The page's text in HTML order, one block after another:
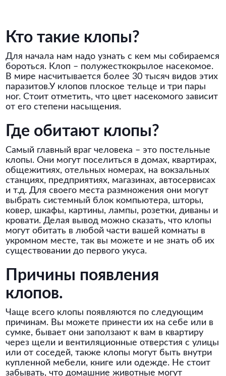
Кто такие клопы?
Для начала нам надо узнать с кем мы собираемся
бороться. Клоп – полужесткокрылое насекомое.
В мире насчитывается более 30 тысяч видов этих
паразитов.У клопов плоское тельце и три пары
ног. Стоит отметить, что цвет насекомого зависит
от его степени насыщения.
Где обитают клопы?
Самый главный враг человека – это постельные
клопы. Они могут поселиться в домах, квартирах,
общежитиях, отельных номерах, на вокзальных
станциях, предприятиях, магазинах, автосервисах
и т.д. Для своего места размножения они могут
выбрать системный блок компьютера, шторы,
ковер, шкафы, картины, лампы, розетки, диваны и
кровати. Делая вывод можно сказать, что клопы
могут обитать в любой части вашей комнаты в
укромном месте, так вы можете и не знать об их
существовании до первого укуса.
Причины появления
клопов.
Чаще всего клопы появляются по следующим
причинам. Вы можете принести их на себе или в
сумке, бывает они заползают к вам в квартиру
через щели и вентиляционные отверстия с улицы
или от соседей, также клопы могут быть внутри
купленной мебели, книге или одежде. Не стоит
забывать, что домашние животные могут